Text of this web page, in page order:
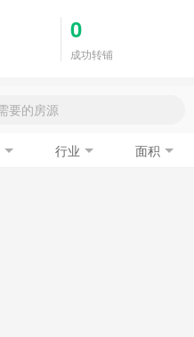
0
成功转铺
行业 面积